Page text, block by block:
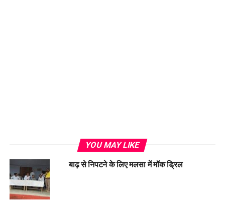
YOU MAY LIKE
बाढ़ से निपटने के लिए मलसा में मॉक ड्रिल